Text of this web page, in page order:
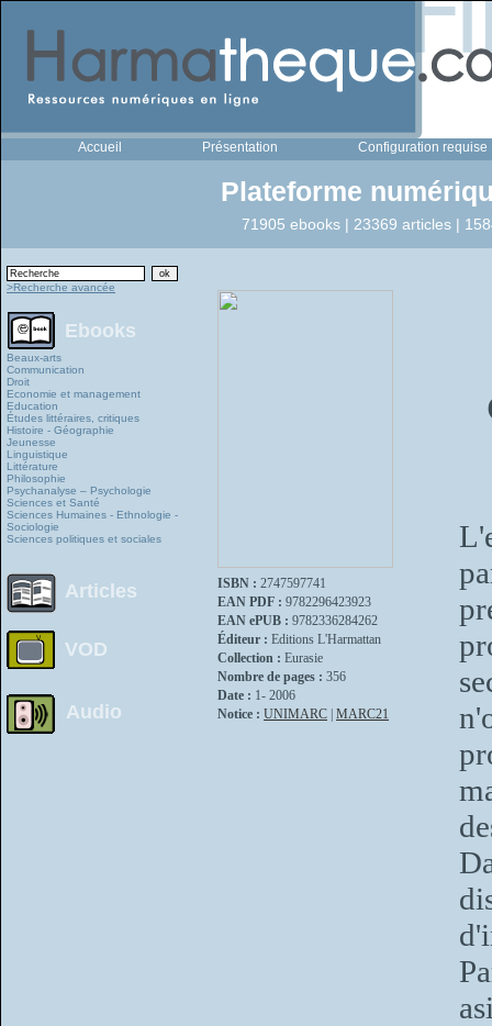
Accueil Présentation Configuration requise
Plateforme
71905 ebooks | 23369 articles |
>Recherche avancée
Ebooks
Beaux-arts
Communication
Droit
Economie et management
Education
Études littéraires, critiques
Histoire - Géographie
Jeunesse
Linguistique
Littérature
Philosophie
Psychanalyse – Psychologie
Sciences et Santé
Sciences Humaines - Ethnologie -
Sociologie
Sciences politiques et sociales
Articles
VOD
Audio
ISBN : 2747597741
EAN PDF : 9782296423923
EAN ePUB : 9782336284262
Éditeur : Editions L'Harmattan
Collection : Eurasie
Nombre de pages : 356
Date : 1- 2006
Notice : UNIMARC MARC21